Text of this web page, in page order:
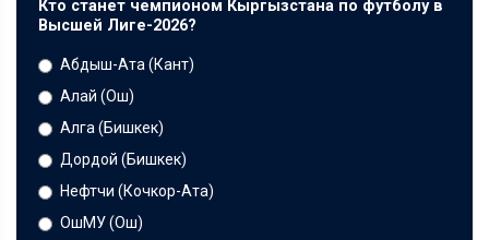
Кто станет чемпионом Кыргызстана по футболу в
Высшей Лиге-2026?
Абдыш-Ата (Кант)
Алай (Ош)
Алга (Бишкек)
Дордой (Бишкек)
Нефтчи (Кочкор-Ата)
ОшМУ (Ош)